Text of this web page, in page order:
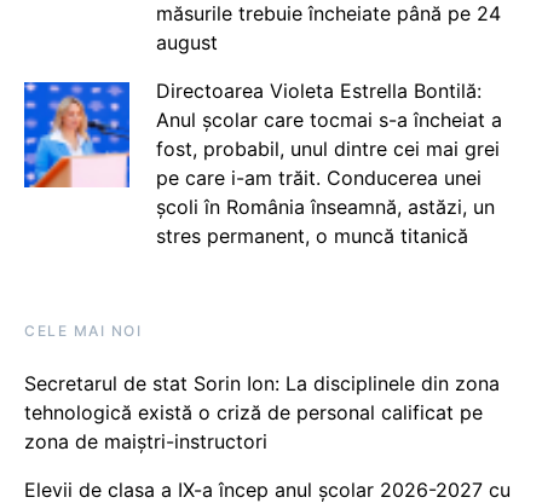
măsurile trebuie încheiate până pe 24
august
Directoarea Violeta Estrella Bontilă:
Anul școlar care tocmai s-a încheiat a
fost, probabil, unul dintre cei mai grei
pe care i-am trăit. Conducerea unei
școli în România înseamnă, astăzi, un
stres permanent, o muncă titanică
CELE MAI NOI
Secretarul de stat Sorin Ion: La disciplinele din zona
tehnologică există o criză de personal calificat pe
zona de maiștri-instructori
Elevii de clasa a IX-a încep anul școlar 2026-2027 cu